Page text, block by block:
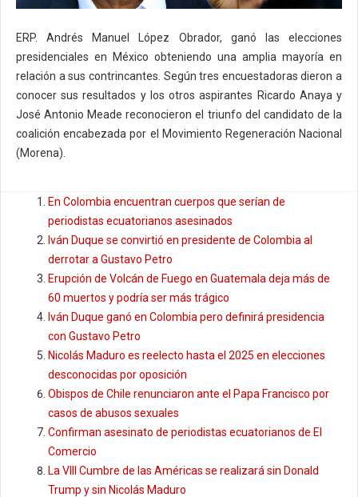
ERP. Andrés Manuel López Obrador, ganó las elecciones
presidenciales en México obteniendo una amplia mayoría en
relación a sus contrincantes. Según tres encuestadoras dieron a
conocer sus resultados y los otros aspirantes Ricardo Anaya y
José Antonio Meade reconocieron el triunfo del candidato de la
coalición encabezada por el Movimiento Regeneración Nacional
(Morena).
En Colombia encuentran cuerpos que serían de
periodistas ecuatorianos asesinados
Iván Duque se convirtió en presidente de Colombia al
derrotar a Gustavo Petro
Erupción de Volcán de Fuego en Guatemala deja más de
60 muertos y podría ser más trágico
Iván Duque ganó en Colombia pero definirá presidencia
con Gustavo Petro
Nicolás Maduro es reelecto hasta el 2025 en elecciones
desconocidas por oposición
Obispos de Chile renunciaron ante el Papa Francisco por
casos de abusos sexuales
Confirman asesinato de periodistas ecuatorianos de El
Comercio
La VIII Cumbre de las Américas se realizará sin Donald
Trump y sin Nicolás Maduro